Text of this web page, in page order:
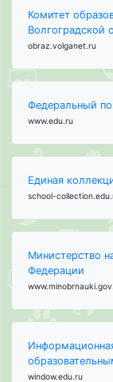
Комитет
Волгоградской
obraz.volganet.ru
Федеральный
www.edu.ru
Единая
school-
Министерство
Федерации
window.edu.ru